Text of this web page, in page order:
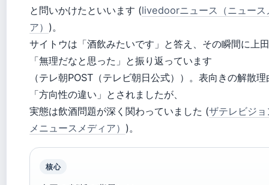
と問いかけたといいます (livedoorニュース（ニュース
ア） )。
サイトウは「酒飲みたいです」と答え、その瞬間に上
「無理だなと思った」と振り返っています
（テレ朝POST（テレビ朝日公式））。表向きの解散理
「方向性の違い」とされましたが、
実態は飲酒問題が深く関わっていました (ザテレビジ
メニュースメディア） )。
核心